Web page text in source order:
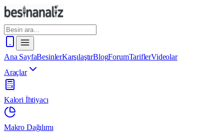
Ana SayfaBesinlerKarşılaştırBlogForumTariflerVideolar
Araçlar
Kalori İhtiyacı
Makro Dağılımı